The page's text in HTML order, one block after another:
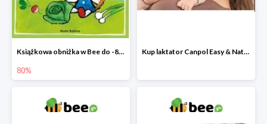
Książkowa obniżka w Bee do -80%
80%
Kup laktator Canpol Easy & Natural a nianię elektroniczną otrzymasz GRATIS!